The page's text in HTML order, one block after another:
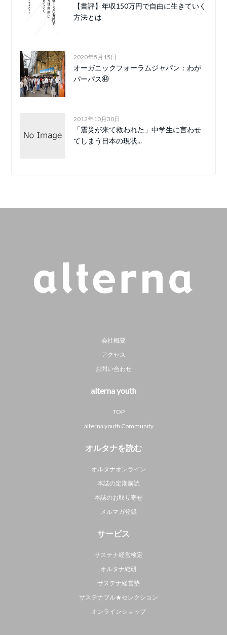
【書評】年収150万円で自由に生きていく
方法とは
2020年5月15日
オーガニックフォーラムジャパン：わが
パーパス㊹
2012年10月30日
「震災が来て救われた」中学生に言わせ
てしまう日本の現状...
会社概要
アクセス
お問い合わせ
alterna youth
TOP
alterna youth Community
オルタナを読む
オルタナオンライン
本誌の定期購読
本誌のお取り寄せ
メルマガ登録
サービス
サステナ経営検定
オルタナ総研
サステナ経営塾
サステナブル★セレクション
オンラインショップ